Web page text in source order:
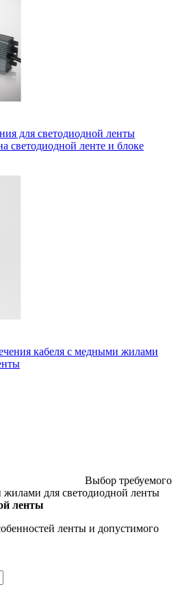
для светодиодной ленты
светодиодной ленте и блоке
кабеля с медными жилами
Выбор требуемого
жилами для светодиодной ленты
ленты
ленты и допустимого